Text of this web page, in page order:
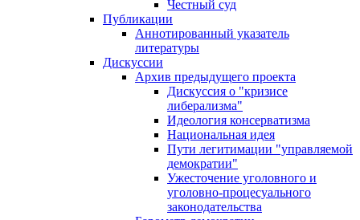
Честный суд
Публикации
Аннотированный указатель
литературы
Дискуссии
Архив предыдущего проекта
Дискуссия о "кризисе
либерализма"
Идеология консерватизма
Национальная идея
Пути легитимации "управляемой
демократии"
Ужесточение уголовного и
уголовно-процесуального
законодательства